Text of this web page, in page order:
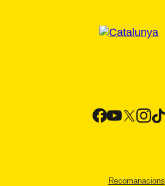
Recomanacions